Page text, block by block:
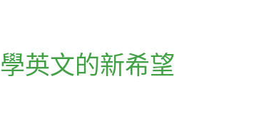
學英文的新希望